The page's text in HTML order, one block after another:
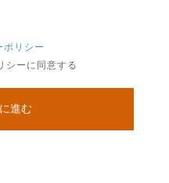
ポリシー
シーに同意する
進む